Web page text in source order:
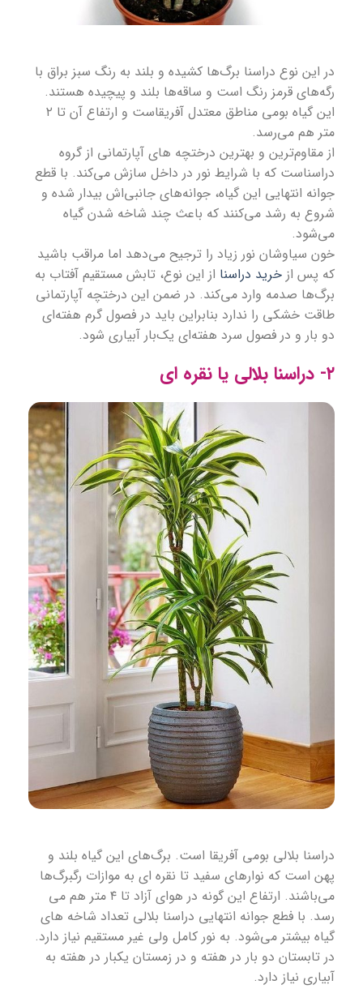
در این نوع دراسنا برگ‌ها کشیده و بلند به رنگ سبز براق با
رگه‌های قرمز رنگ است و ساقه‌ها بلند و پیچیده هستند.
این گیاه بومی مناطق معتدل آفریقاست و ارتفاع آن تا ۲
متر هم می‌رسد.
از مقاوم‌ترین و بهترین درختچه های آپارتمانی از گروه
دراسناست که با شرایط نور در داخل سازش می‌کند. با قطع
جوانه انتهایی این گیاه، جوانه‌های جانبی‌اش بیدار شده و
شروع به رشد می‌کنند که باعث چند شاخه شدن گیاه
می‌شود.
خون سیاوشان نور زیاد را ترجیح می‌دهد اما مراقب باشید
که پس از خرید دراسنا از این نوع، تابش مستقیم آفتاب به
برگ‌ها صدمه وارد می‌کند. در ضمن این درختچه آپارتمانی
طاقت خشکی را ندارد بنابراین باید در فصول گرم هفته‌ای
دو بار و در فصول سرد هفته‌ای یک‌بار آبیاری شود.
۲- دراسنا بلالی یا نقره ای
دراسنا بلالی بومی آفریقا است. برگ‌های این گیاه بلند و
پهن است که نوارهای سفید تا نقره ای به موازات رگبرگ‌ها
می‌باشند. ارتفاع این گونه در هوای آزاد تا ۴ متر هم می
رسد. با فطع جوانه انتهایی دراسنا بلالی تعداد شاخه های
گیاه بیشتر می‌شود. به نور کامل ولی غیر مستقیم نیاز دارد.
در تابستان دو بار در هفته و در زمستان یکبار در هفته به
آبیاری نیاز دارد.